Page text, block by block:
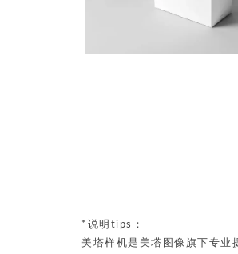
*说明tips：
美塔样机是美塔图像旗下专